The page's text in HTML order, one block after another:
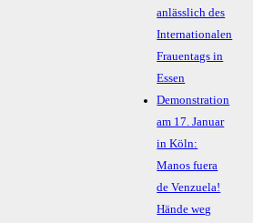
anlässlich des
Internationalen
Frauentags in
Essen
Demonstration
am 17. Januar
in Köln:
Manos fuera
de Venzuela!
Hände weg